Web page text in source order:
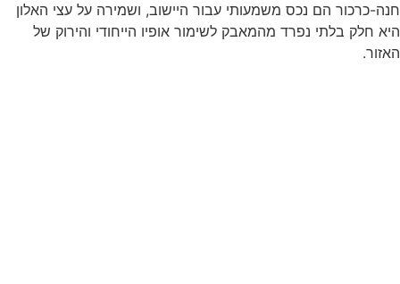
חנה-כרכור הם נכס משמעותי עבור היישוב, ושמירה על עצי האלון
היא חלק בלתי נפרד מהמאבק לשימור אופיו הייחודי והירוק של
האזור.